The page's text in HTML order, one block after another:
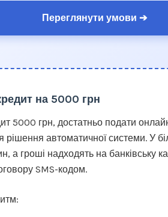
Переглянути умови ➔
на 5000 грн
5000 грн, достатньо подати
рішення автоматичної системи. У
а гроші надходять на банківську
SMS-кодом.